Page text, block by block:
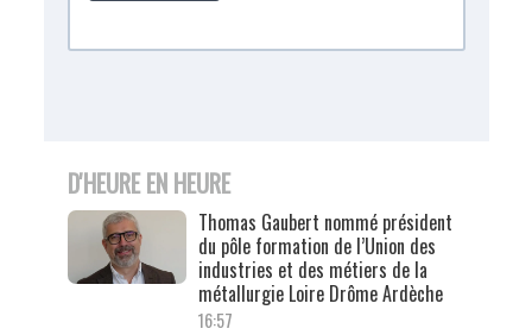
D'HEURE EN HEURE
Thomas Gaubert nommé président
du pôle formation de l’Union des
industries et des métiers de la
métallurgie Loire Drôme Ardèche
16:57